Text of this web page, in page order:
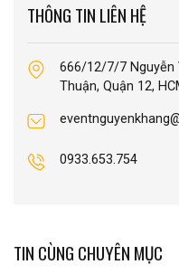
THÔNG TIN LIÊN HỆ
666/12/7/7 Nguyễn
Thuận, Quận 12,
0933.653.754
TIN CÙNG CHUYÊN MỤC